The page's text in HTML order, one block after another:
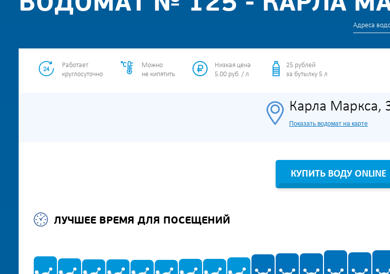
Адреса
Работает
круглосуточно
Можно
не кипятить
Низкая цена
5.00 руб. / л
25 рублей
за бутылку 5 л
Карла Маркса,
Показать водомат на карте
КУПИТЬ ВОДУ ONLINE
ЛУЧШЕЕ ВРЕМЯ ДЛЯ ПОСЕЩЕНИЙ